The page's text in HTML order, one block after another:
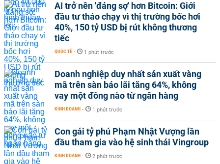
AI trở nên 'đáng sợ' hơn Bitcoin: Giới
đầu tư tháo chạy vì thị trường bốc hơi
40%, 150 tỷ USD bị rút không thương
tiếc
QUỐC TẾ - 1 phút trước
Doanh nghiệp duy nhất sản xuất vàng
mã trên sàn báo lãi tăng 64%, không
vay một đồng nào từ ngân hàng
KINH DOANH - 1 phút trước
Con gái tỷ phú Phạm Nhật Vượng lần
đầu tham gia vào hệ sinh thái Vingroup
KINH DOANH - 2 phút trước